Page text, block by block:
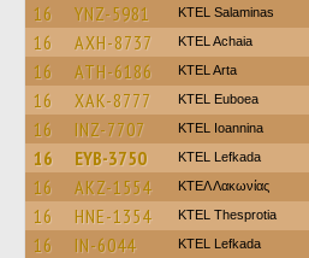
16 YNZ-5981 KTEL Salaminas
16 AXH-8737 KTEL Achaia
16 ATH-6186 KTEL Arta
16 XAK-8777 ΚΤΕL Euboea
16 INZ-7707 KTEL Ioannina
16 EYB-3750 KTEL Lefkada
16 AKZ-1554 ΚΤΕΛ Λακωνίας
16 HNE-1354 KTEL Thesprotia
16 IN-6044 KTEL Lefkada